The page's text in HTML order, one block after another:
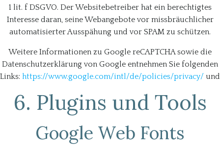
1 lit. f DSGVO. Der Websitebetreiber hat ein berechtigtes
Interesse daran, seine Webangebote vor missbräuchlicher
automatisierter Ausspähung und vor SPAM zu schützen.
Weitere Informationen zu Google reCAPTCHA sowie die
Datenschutzerklärung von Google entnehmen Sie folgenden
Links: https://www.google.com/intl/de/policies/privacy/
6. Plugins und Tools
Google Web Fonts